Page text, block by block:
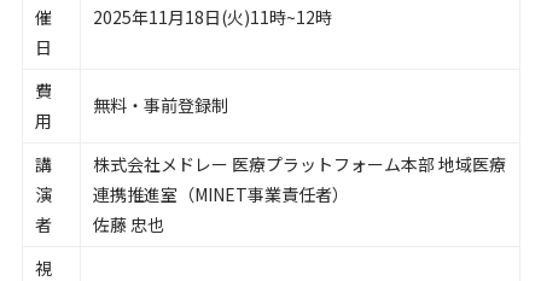
催
日
2025年11月18日(火)11時~12時
費
用
無料・事前登録制
講
演
者
株式会社メドレー 医療プラットフォーム本部 地域医療
連携推進室（MINET事業責任者）
佐藤 忠也
視